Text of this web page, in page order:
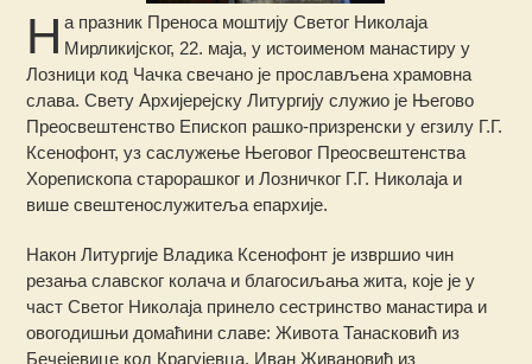
Н а празник Преноса моштију Светог Николаја
Мирликијског, 22. маја, у истоименом манастиру у
Лозници код Чачка свечано је прослављена храмовна
слава. Свету Архијерејску Литургију служио је Његово
Преосвештенство Епископ рашко-призренски у егзилу Г.Г.
Ксенофонт, уз саслужење Његовог Преосвештенства
Хорепископа старорашког и Лозничког Г.Г. Николаја и
више свештенослужитеља епархије.
Након Литургије Владика Ксенофонт је извршио чин
резања славског колача и благосиљања жита, које je у
част Светог Николаја принело сестринство манастира и
овогодишњи домаћини славе: Живота Танасковић из
Бечејевице код Крагујевца, Иван Живановић из